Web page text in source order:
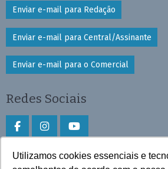
Utilizamos cookies essenciais e
Enviar e-mail para Redação
Enviar e-mail para Central/Assinante
Enviar e-mail para o Comercial
Redes Sociais
Faça download do aplicativo